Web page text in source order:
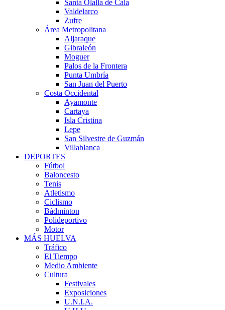
Santa Olalla de Cala
Valdelarco
Zufre
Área Metropolitana
Aljaraque
Gibraleón
Moguer
Palos de la Frontera
Punta Umbría
San Juan del Puerto
Costa Occidental
Ayamonte
Cartaya
Isla Cristina
Lepe
San Silvestre de Guzmán
Villablanca
DEPORTES
Fútbol
Baloncesto
Tenis
Atletismo
Ciclismo
Bádminton
Polideportivo
Motor
MÁS HUELVA
Tráfico
El Tiempo
Medio Ambiente
Cultura
Festivales
Exposiciones
U.N.I.A.